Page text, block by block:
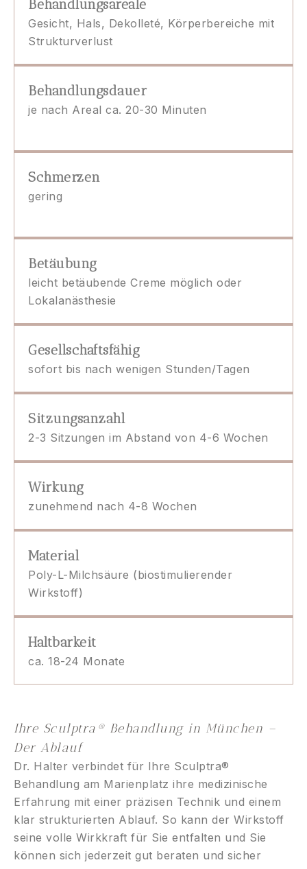
Behandlungsareale
Gesicht, Hals, Dekolleté, Körperbereiche mit
Strukturverlust
Behandlungsdauer
je nach Areal ca. 20-30 Minuten
Schmerzen
gering
Betäubung
leicht betäubende Creme möglich oder
Lokalanästhesie
Gesellschaftsfähig
sofort bis nach wenigen Stunden/Tagen
Sitzungsanzahl
2-3 Sitzungen im Abstand von 4-6 Wochen
Wirkung
zunehmend nach 4-8 Wochen
Material
Poly-L-Milchsäure (biostimulierender
Wirkstoff)
Haltbarkeit
ca. 18-24 Monate
Ihre Sculptra® Behandlung in München –
Der Ablauf
Dr. Halter verbindet für Ihre Sculptra®
Behandlung am Marienplatz ihre medizinische
Erfahrung mit einer präzisen Technik und einem
klar strukturierten Ablauf. So kann der Wirkstoff
seine volle Wirkkraft für Sie entfalten und Sie
können sich jederzeit gut beraten und sicher